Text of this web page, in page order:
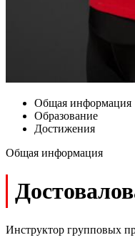
Общая информация
Образование
Достижения
Общая информация
Инструктор групповых